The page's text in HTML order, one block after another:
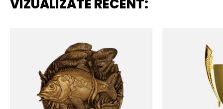
VIZUALIZATE RECENT: